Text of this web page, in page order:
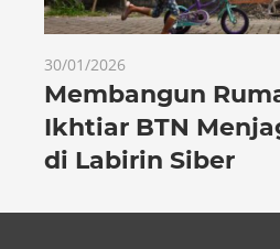
30/01/2026
Membangun
Ikhtiar BTN
di Labirin Siber